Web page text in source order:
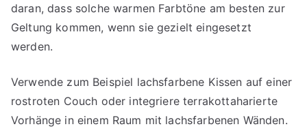
daran, dass solche warmen Farbtöne am besten zur
Geltung kommen, wenn sie gezielt eingesetzt
werden.
Verwende zum Beispiel lachsfarbene Kissen auf einer
rostroten Couch oder integriere terrakottaharierte
Vorhänge in einem Raum mit lachsfarbenen Wänden.